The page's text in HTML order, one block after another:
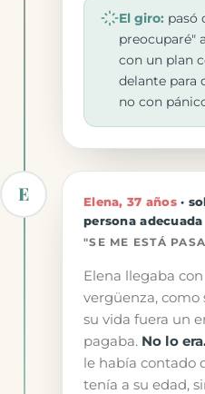
El giro: pasó
preocuparé"
con un plan
delante para
no con
E Elena, 37 años·
persona adecuada
"SE ME ESTÁ
Elena llegaba
vergüenza,
su vida fuera un
pagaba. No lo
le había contado
tenía a su edad,